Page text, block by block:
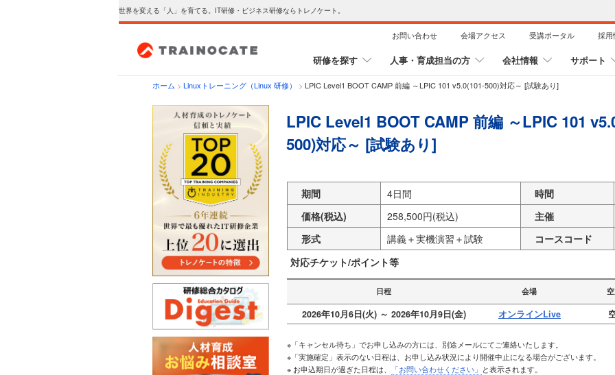
世界を変える「人」を育てる。IT研修・ビジネス研修ならトレノケート。
お問い合わせ 会場アクセス 受講ポータル 採用
研修を探す 人事・育成担当の方 会社情報 サポート
ホーム > Linuxトレーニング（Linux 研修） > LPIC Level1 BOOT CAMP 前編 ～LPIC 101 v5.0(101-500)対応～ [試験あり]
LPIC Level1 BOOT CAMP 前編 ～LPIC 101
500)対応～ [試験あり]
期間 4日間
時間
価格(税込)
258,500円(税込)
主催
形式
講義＋実機演習＋試験
コースコード
対応チケット/ポイント等
日程 会場
2026年10月6日(火) ～ 2026年10月9日(金) オンラインLive
※「キャンセル待ち」でお申し込みの方には、別途メールにてご連絡いたします。
※「実施確定」表示のない日程は、お申し込み状況により開催中止になる場合がございます。
※ お申込期日が過ぎた日程は、
「お問い合わせください」 と表示されます。